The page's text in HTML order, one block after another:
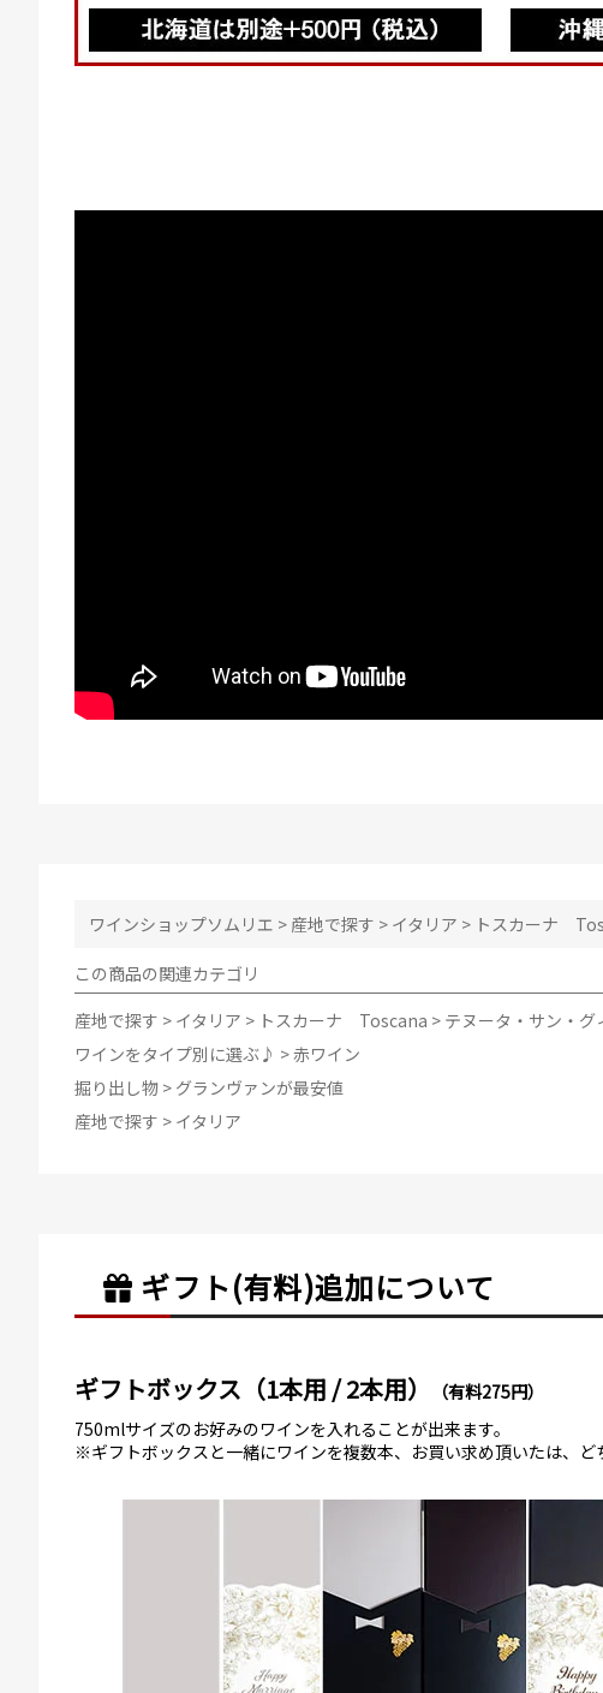
ワインショップソムリエ > 産地で探す > イタリア > トスカーナ
この商品の関連カテゴリ
産地で探す > イタリア > トスカーナ Toscana > テヌータ・サン・
ワインをタイプ別に選ぶ♪ >赤ワイン
掘り出し物 > グランヴァンが最安値
産地で探す > イタリア
ギフト(有料)追加について
ギフトボックス（1本用 / 2本用）
（有料275円）
750mlサイズのお好みのワインを入れることが出来ます。
※ギフトボックスと一緒にワインを複数本、お買い求め頂いたは、